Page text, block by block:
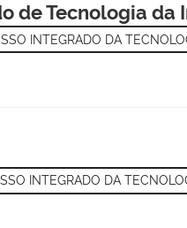
de Tecnologia da
INTEGRADO DA
INTEGRADO DA